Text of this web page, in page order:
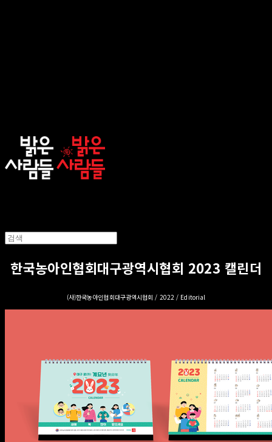
한국농아인협회대구광역시협회 2023 캘린더
(사)한국농아인협회대구광역시협회 / 2022 / Editorial